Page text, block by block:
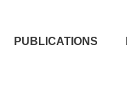
PUBLICATIONS